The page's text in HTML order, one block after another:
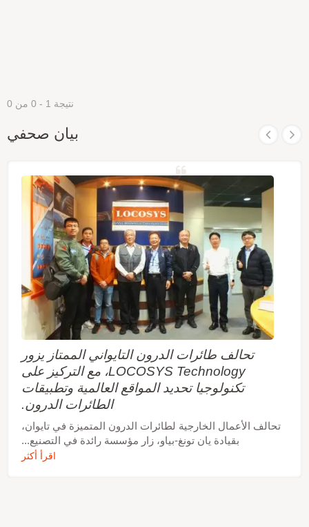
نتيجة 1 - 0 من 0
بيان صحفي
تحالف طائرات الدرون التايواني الممتاز يزور
LOCOSYS Technology، مع التركيز على
تكنولوجيا تحديد المواقع العالمية وتطبيقات
الطائرات الدرون.
تحالف الأعمال الخارجية لطائرات الدرون المتميزة في تايوان،
بقيادة يان تونغ-بياو، زار مؤسسة رائدة في التصنيع...
اقرأ أكثر